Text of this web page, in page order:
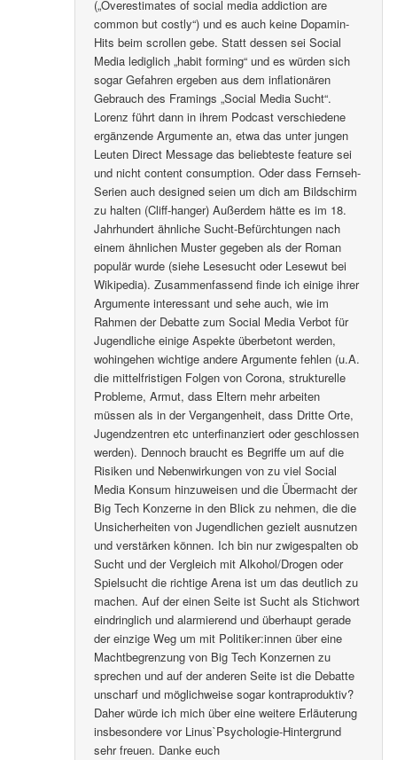
(„Overestimates of social media addiction are
common but costly“) und es auch keine Dopamin-
Hits beim scrollen gebe. Statt dessen sei Social
Media lediglich „habit forming“ und es würden sich
sogar Gefahren ergeben aus dem inflationären
Gebrauch des Framings „Social Media Sucht“.
Lorenz führt dann in ihrem Podcast verschiedene
ergänzende Argumente an, etwa das unter jungen
Leuten Direct Message das beliebteste feature sei
und nicht content consumption. Oder dass Fernseh-
Serien auch designed seien um dich am Bildschirm
zu halten (Cliff-hanger) Außerdem hätte es im 18.
Jahrhundert ähnliche Sucht-Befürchtungen nach
einem ähnlichen Muster gegeben als der Roman
populär wurde (siehe Lesesucht oder Lesewut bei
Wikipedia). Zusammenfassend finde ich einige ihrer
Argumente interessant und sehe auch, wie im
Rahmen der Debatte zum Social Media Verbot für
Jugendliche einige Aspekte überbetont werden,
wohingehen wichtige andere Argumente fehlen (u.A.
die mittelfristigen Folgen von Corona, strukturelle
Probleme, Armut, dass Eltern mehr arbeiten
müssen als in der Vergangenheit, dass Dritte Orte,
Jugendzentren etc unterfinanziert oder geschlossen
werden). Dennoch braucht es Begriffe um auf die
Risiken und Nebenwirkungen von zu viel Social
Media Konsum hinzuweisen und die Übermacht der
Big Tech Konzerne in den Blick zu nehmen, die die
Unsicherheiten von Jugendlichen gezielt ausnutzen
und verstärken können. Ich bin nur zwigespalten ob
Sucht und der Vergleich mit Alkohol/Drogen oder
Spielsucht die richtige Arena ist um das deutlich zu
machen. Auf der einen Seite ist Sucht als Stichwort
eindringlich und alarmierend und überhaupt gerade
der einzige Weg um mit Politiker:innen über eine
Machtbegrenzung von Big Tech Konzernen zu
sprechen und auf der anderen Seite ist die Debatte
unscharf und möglichweise sogar kontraproduktiv?
Daher würde ich mich über eine weitere Erläuterung
insbesondere vor Linus`Psychologie-Hintergrund
sehr freuen. Danke euch